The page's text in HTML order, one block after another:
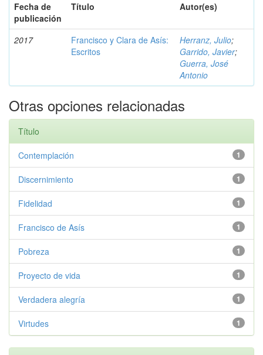
Fecha de
publicación
Título Autor(es)
2017
Francisco y Clara de Asís:
Escritos
Herranz, Julio;
Garrido, Javier;
Guerra, José
Antonio
Otras opciones relacionadas
Título
1
Contemplación
1
Discernimiento
1
Fidelidad
1
Francisco de Asís
1
Pobreza
1
Proyecto de vida
1
Verdadera alegría
1
Virtudes